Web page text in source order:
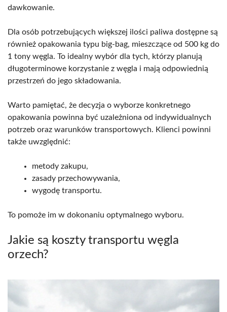
dawkowanie.
Dla osób potrzebujących większej ilości paliwa dostępne są
również opakowania typu big-bag, mieszczące od 500 kg do
1 tony węgla. To idealny wybór dla tych, którzy planują
długoterminowe korzystanie z węgla i mają odpowiednią
przestrzeń do jego składowania.
Warto pamiętać, że decyzja o wyborze konkretnego
opakowania powinna być uzależniona od indywidualnych
potrzeb oraz warunków transportowych. Klienci powinni
także uwzględnić:
metody zakupu,
zasady przechowywania,
wygodę transportu.
To pomoże im w dokonaniu optymalnego wyboru.
Jakie są koszty transportu węgla
orzech?